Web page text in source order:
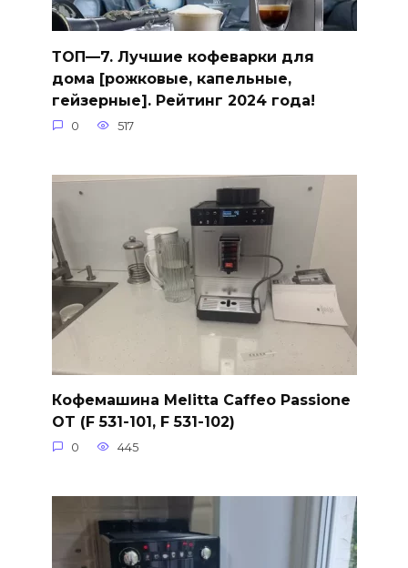
ТОП—7. Лучшие кофеварки для
дома [рожковые, капельные,
гейзерные]. Рейтинг 2024 года!
0 517
Кофемашина Melitta Caffeo Passione
OT (F 531-101, F 531-102)
0 445